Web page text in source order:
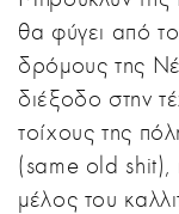
θα φύγει από το
δρόμους της
διέξοδο στην
τοίχους της
(same old
μέλος του